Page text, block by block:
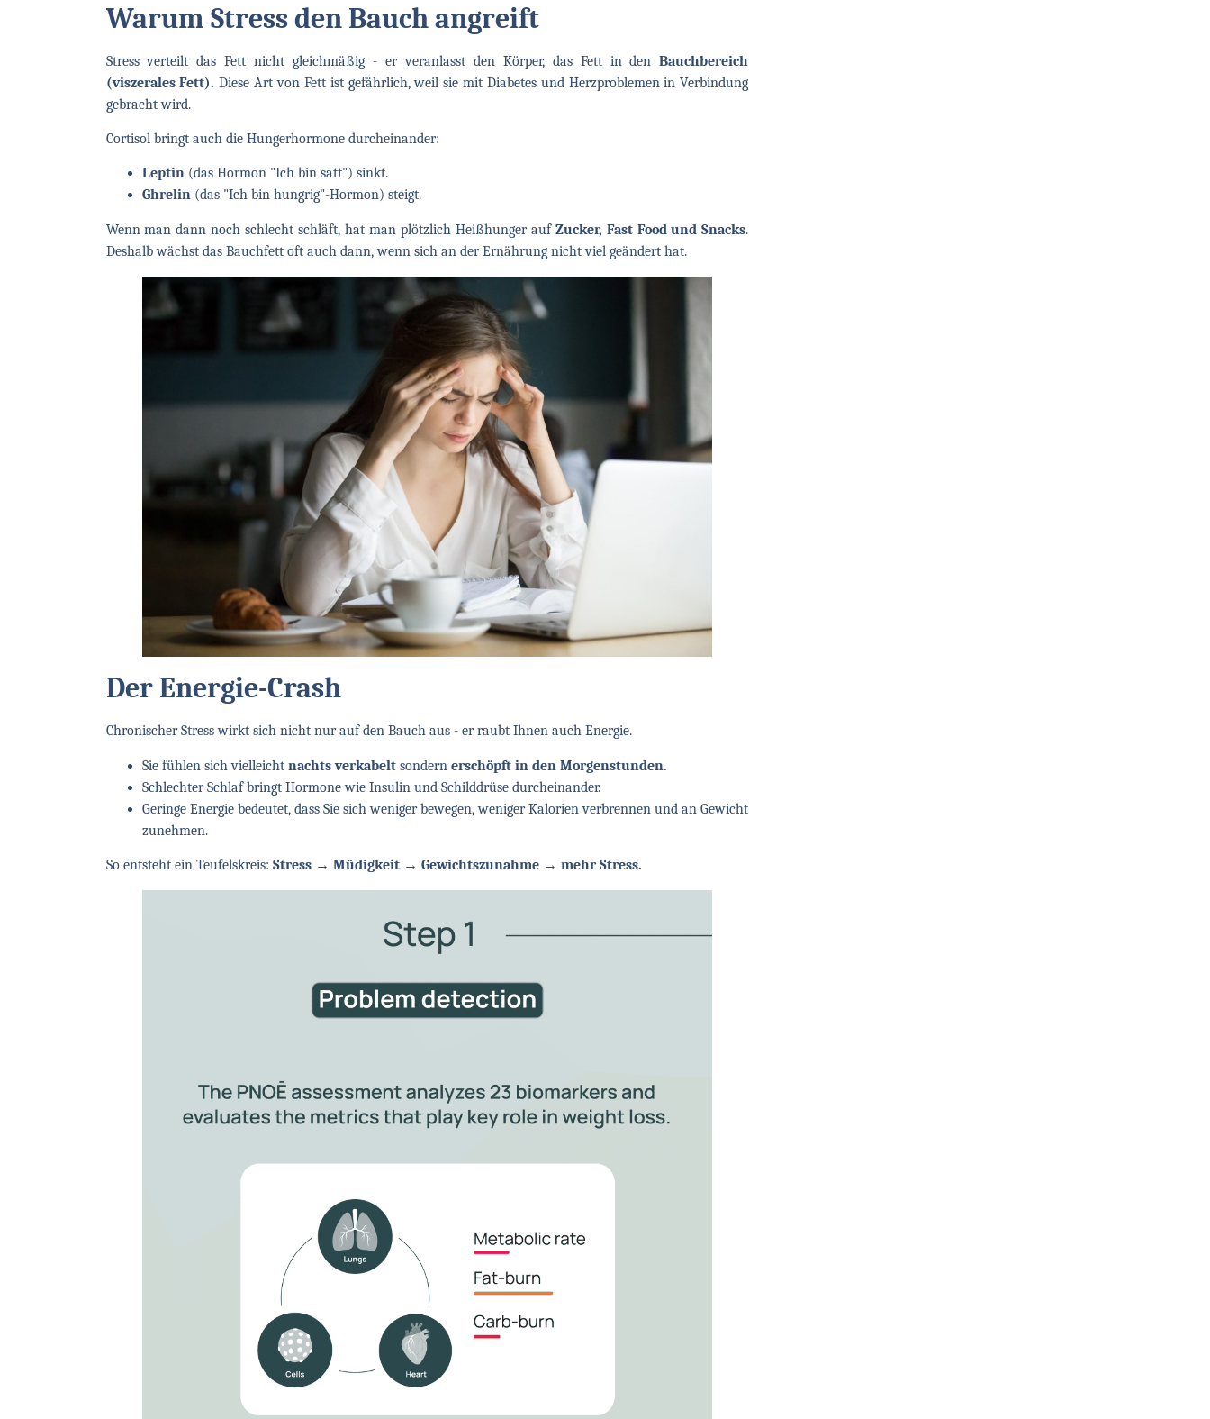
Warum Stress den Bauch angreift
Stress verteilt das Fett nicht gleichmäßig - er veranlasst den Körper, das Fett in denBauchbereich
(viszerales Fett). Diese Art von Fett ist gefährlich, weil sie mit Diabetes und Herzproblemen in Verbindung
gebracht wird.
Cortisol bringt auch die Hungerhormone durcheinander:
Leptin(das Hormon "Ich bin satt") sinkt.
Ghrelin(das "Ich bin hungrig"-Hormon) steigt.
Wenn man dann noch schlecht schläft, hat man plötzlich Heißhunger auf Zucker, Fast Food und Snacks.
Deshalb wächst das Bauchfett oft auch dann, wenn sich an der Ernährung nicht viel geändert hat.
Der Energie-Crash
Chronischer Stress wirkt sich nicht nur auf den Bauch aus - er raubt Ihnen auch Energie.
Sie fühlen sich vielleicht nachts verkabeltsondern erschöpft in den Morgenstunden.
Schlechter Schlaf bringt Hormone wie Insulin und Schilddrüse durcheinander.
Geringe Energie bedeutet, dass Sie sich weniger bewegen, weniger Kalorien verbrennen und an Gewicht
zunehmen.
So entsteht ein Teufelskreis: Stress → Müdigkeit → Gewichtszunahme → mehr Stress.